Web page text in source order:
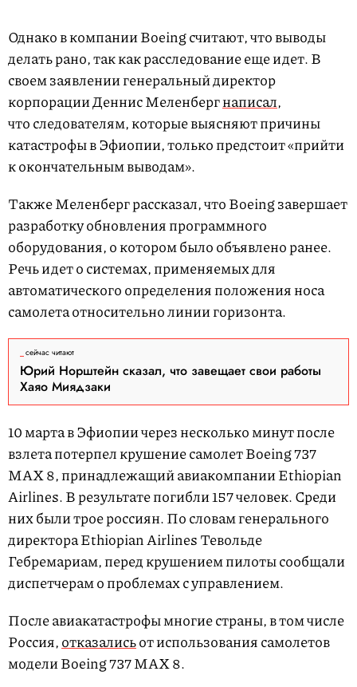
Однако в компании Boeing считают, что выводы
делать рано, так как расследование еще идет. В
своем заявлении генеральный директор
корпорации Деннис Меленбергнаписал,
что следователям, которые выясняют причины
катастрофы в Эфиопии, только предстоит «прийти
к окончательным выводам».
Также Меленберг рассказал, что Boeing завершает
разработку обновления программного
оборудования, о котором было объявлено ранее.
Речь идет о системах, применяемых для
автоматического определения положения носа
самолета относительно линии горизонта.
сейчас читают
Юрий Норштейн сказал, что завещает свои работы
Хаяо Миядзаки
10 марта в Эфиопии через несколько минут после
взлета потерпел крушение самолет Boeing 737
MAX 8, принадлежащий авиакомпании Ethiopian
Airlines. В результате погибли 157 человек. Среди
них были трое россиян. По словам генерального
директора Ethiopian Airlines​ Тевольде
Гебремариам, перед крушением пилоты сообщали
диспетчерам о проблемах с управлением.
После авиакатастрофы многие страны, в том числе
Россия,отказалисьот использования самолетов
модели Boeing 737 MAX 8.